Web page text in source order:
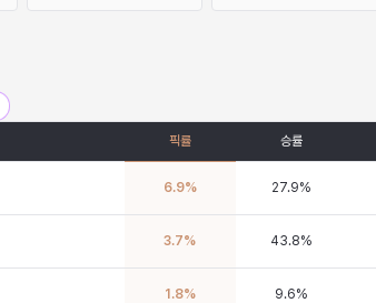
픽률 승률
6.9% 27.9%
3.7% 43.8%
1.8% 9.6%